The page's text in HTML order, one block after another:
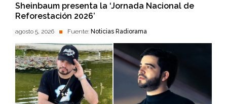
Sheinbaum presenta la ‘Jornada Nacional de
Reforestación 2026’
agosto 5, 2026 Fuente: Noticias Radiorama